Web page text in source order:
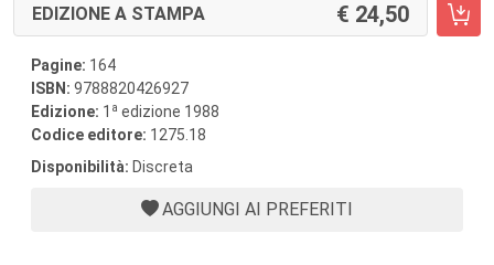
EDIZIONE A STAMPA 24,50
Pagine: 164
ISBN: 9788820426927
Edizione: 1 a edizione 1988
Codice editore: 1275.18
Disponibilità: Discreta
AGGIUNGI AI PREFERITI